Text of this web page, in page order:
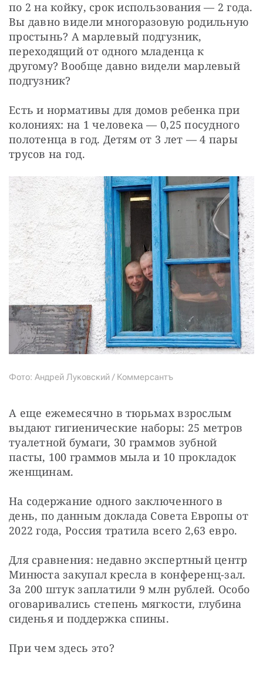
по 2 на койку, срок использования — 2 года.
Вы давно видели многоразовую родильную
простынь? А марлевый подгузник,
переходящий от одного младенца к
другому? Вообще давно видели марлевый
подгузник?
Есть и нормативы для домов ребенка при
колониях: на 1 человека — 0,25 посудного
полотенца в год. Детям от 3 лет — 4 пары
трусов на год.
Фото: Андрей Луковский / Коммерсантъ
А еще ежемесячно в тюрьмах взрослым
выдают гигиенические наборы: 25 метров
туалетной бумаги, 30 граммов зубной
пасты, 100 граммов мыла и 10 прокладок
женщинам.
На содержание одного заключенного в
день, по данным доклада Совета Европы от
2022 года, Россия тратила всего 2,63 евро.
Для сравнения: недавно экспертный центр
Минюста закупал кресла в конференц-зал.
За 200 штук заплатили 9 млн рублей. Особо
оговаривались степень мягкости, глубина
сиденья и поддержка спины.
При чем здесь это?